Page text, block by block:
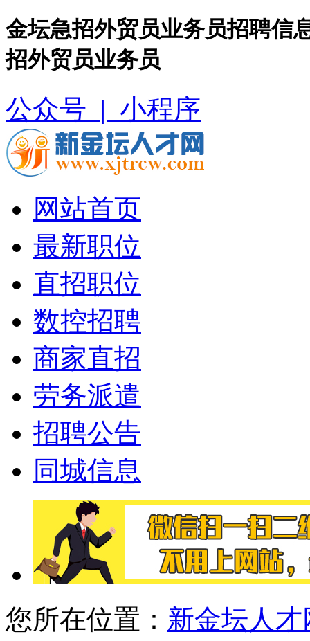
金坛急招外贸员业务员招聘信
招外贸员业务员
公众号 | 小程序
网站首页
最新职位
直招职位
数控招聘
商家直招
劳务派遣
招聘公告
同城信息
您所在位置： 新金坛人才